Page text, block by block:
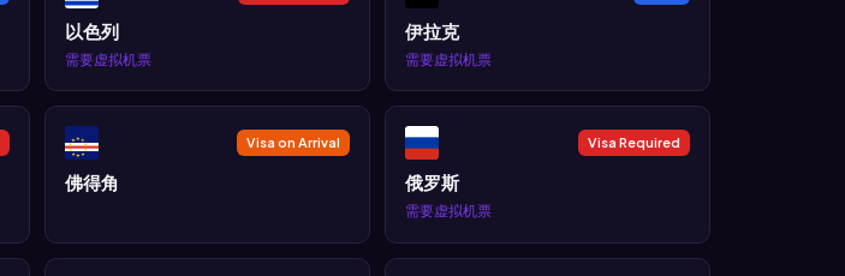
以色列
需要虚拟机票
伊拉克
需要虚拟机票
Visa on Arrival
佛得角
Visa Required
俄罗斯
需要虚拟机票